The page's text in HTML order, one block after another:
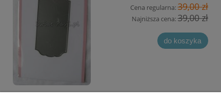
Cena regularna:39,00 zł
Najniższa cena:39,00 zł
do koszyka